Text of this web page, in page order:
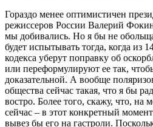
Гораздо менее оптимистичен
режиссеров России Валерий
мы добивались. Но я бы не
будет испытывать тогда, когда из
кодекса уберут поправку об
или переформулируют ее так,
доказательной. А вообще
общества сейчас такая, что я бы
востро. Более того, скажу, что, на
сейчас – в этот конкретный
вывез бы его на гастроли.